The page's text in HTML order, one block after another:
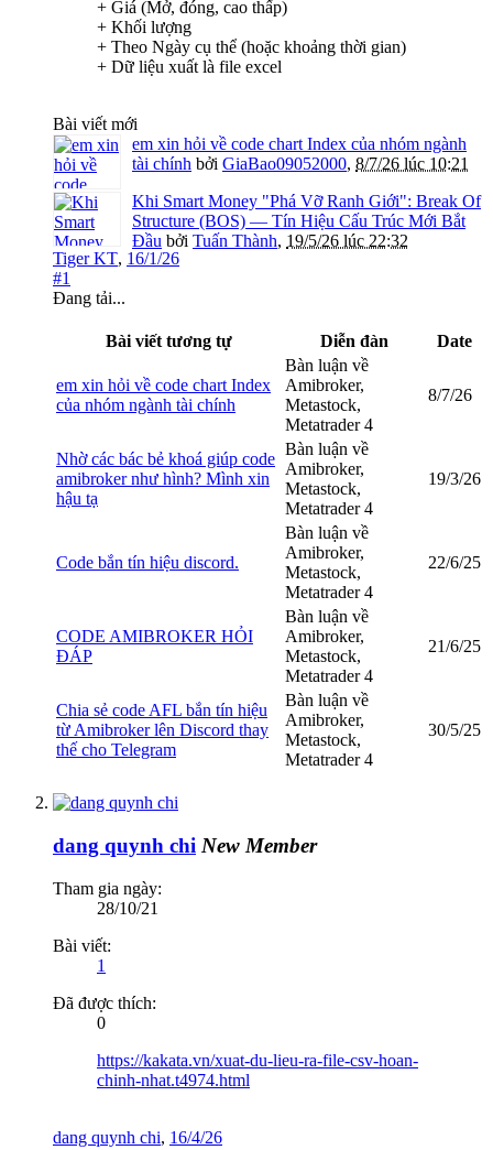
+ Giá (Mở, đóng, cao thấp)
+ Khối lượng
+ Theo Ngày cụ thể (hoặc khoảng thời gian)
+ Dữ liệu xuất là file excel
Bài viết mới
em xin hỏi về code chart Index của nhóm ngành
tài chính bởi GiaBao09052000, 8/7/26 lúc 10:21
Khi Smart Money "Phá Vỡ Ranh Giới": Break Of
Structure (BOS) — Tín Hiệu Cấu Trúc Mới Bắt
Đầu bởi Tuấn Thành, 19/5/26 lúc 22:32
Tiger KT, 16/1/26
#1
Đang tải...
Bài viết tương tự Diễn đàn Date
em xin hỏi về code chart Index
của nhóm ngành tài chính
Bàn luận về
Amibroker,
Metastock,
Metatrader 4
8/7/26
Nhờ các bác bẻ khoá giúp code
amibroker như hình? Mình xin
hậu tạ
Bàn luận về
Amibroker,
Metastock,
Metatrader 4
19/3/26
Code bắn tín hiệu discord.
Bàn luận về
Amibroker,
Metastock,
Metatrader 4
22/6/25
CODE AMIBROKER HỎI
ĐÁP
Bàn luận về
Amibroker,
Metastock,
Metatrader 4
21/6/25
Chia sẻ code AFL bắn tín hiệu
từ Amibroker lên Discord thay
thế cho Telegram
Bàn luận về
Amibroker,
Metastock,
Metatrader 4
30/5/25
dang quynh chi New Member
Tham gia ngày:
28/10/21
Bài viết:
1
Đã được thích:
0
https://kakata.vn/xuat-du-lieu-ra-file-csv-hoan-
chinh-nhat.t4974.html
dang quynh chi, 16/4/26